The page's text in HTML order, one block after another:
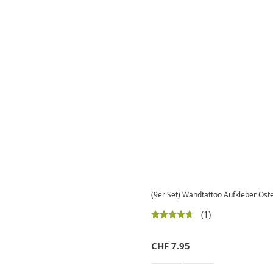
(9er Set) Wandtattoo Aufkleber
(1)
CHF 7.95